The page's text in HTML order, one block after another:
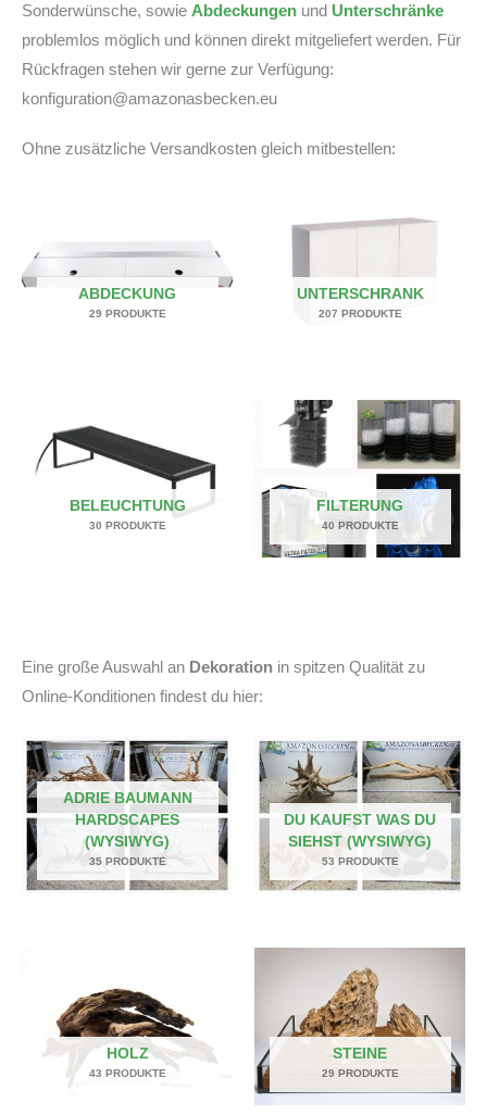
Sonderwünsche, sowie Abdeckungen und Unterschränke
problemlos möglich und können direkt mitgeliefert werden. Für
Rückfragen stehen wir gerne zur Verfügung:
konfiguration@amazonasbecken.eu
Ohne zusätzliche Versandkosten gleich mitbestellen:
ABDECKUNG
29 PRODUKTE
UNTERSCHRANK
207 PRODUKTE
BELEUCHTUNG
30 PRODUKTE
FILTERUNG
40 PRODUKTE
Eine große Auswahl an Dekoration in spitzen Qualität zu
Online-Konditionen findest du hier:
ADRIE BAUMANN
HARDSCAPES
(WYSIWYG)
35 PRODUKTE
DU KAUFST WAS DU
SIEHST (WYSIWYG)
53 PRODUKTE
HOLZ
43 PRODUKTE
STEINE
29 PRODUKTE